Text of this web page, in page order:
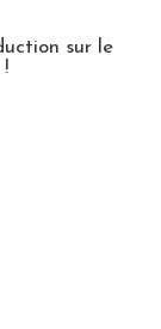
sur le